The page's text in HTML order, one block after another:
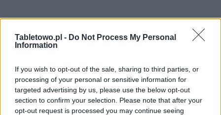
Tabletowo.pl - Do Not Process My Personal
Information
If you wish to opt-out of the sale, sharing to third parties, or
processing of your personal or sensitive information for
targeted advertising by us, please use the below opt-out
section to confirm your selection. Please note that after your
opt-out request is processed you may continue seeing